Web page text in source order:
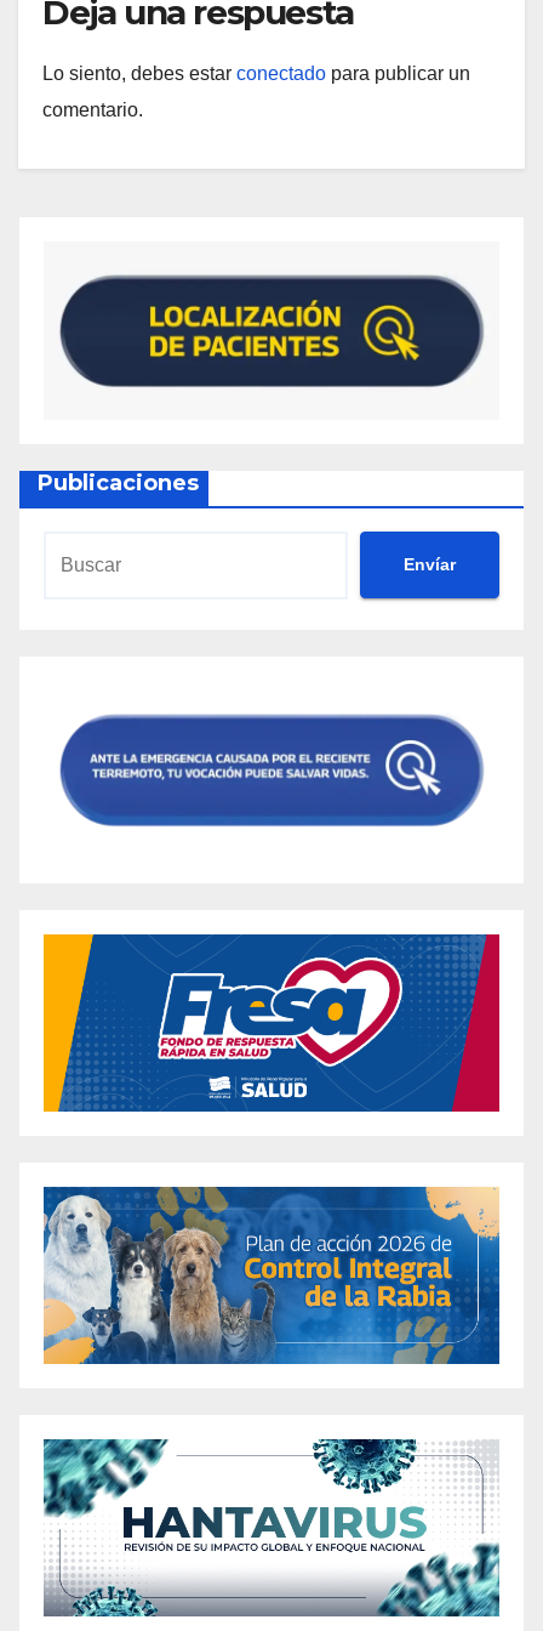
Deja una respuesta
Lo siento, debes estar conectado para publicar un
comentario.
Publicaciones
Envíar